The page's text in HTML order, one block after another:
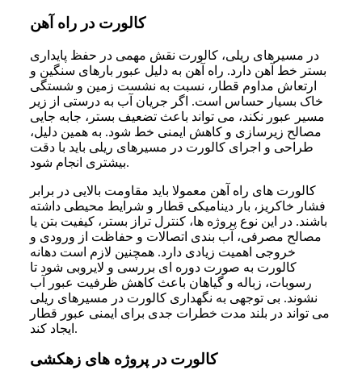
کالورت در راه آهن
در مسیرهای ریلی، کالورت نقش مهمی در حفظ پایداری
بستر خط آهن دارد. راه آهن به دلیل عبور بارهای سنگین و
ارتعاش مداوم قطار، نسبت به نشست زمین و شستگی
خاک بسیار حساس است. اگر جریان آب به درستی از زیر
مسیر عبور نکند، می تواند باعث تضعیف بستر، جابه جایی
مصالح زیرسازی و کاهش ایمنی خط شود. به همین دلیل،
طراحی و اجرای کالورت در مسیرهای ریلی باید با دقت
بیشتری انجام شود.
کالورت های راه آهن معمولا باید مقاومت بالایی در برابر
فشار خاکریز، بار دینامیکی قطار و شرایط محیطی داشته
باشند. در این نوع پروژه ها، کنترل تراز بستر، کیفیت بتن یا
مصالح مصرفی، آب بندی اتصالات و حفاظت از ورودی و
خروجی اهمیت زیادی دارد. همچنین لازم است دهانه
کالورت به صورت دوره ای بررسی و لایروبی شود تا
رسوبات، زباله و گیاهان باعث کاهش ظرفیت عبور آب
نشوند. بی توجهی به نگهداری کالورت در مسیرهای ریلی
می تواند در بلند مدت خطرات جدی برای ایمنی عبور قطار
ایجاد کند.
کالورت در پروژه های زهکشی